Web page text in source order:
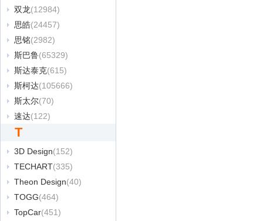
双龙(12984)
思皓(24457)
思铭(2982)
斯巴鲁(65329)
斯达泰克(615)
斯柯达(105666)
斯太尔(70)
速达(122)
T
3D Design(152)
TECHART(335)
Theon Design(40)
TOGG(464)
TopCar(451)